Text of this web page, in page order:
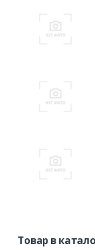
Товар в